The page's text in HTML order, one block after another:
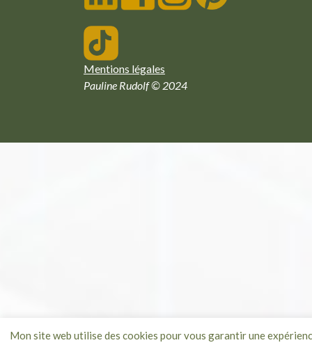
Mon site web utilise des cookies pour vous garantir une
Mentions légales
Pauline Rudolf © 2024